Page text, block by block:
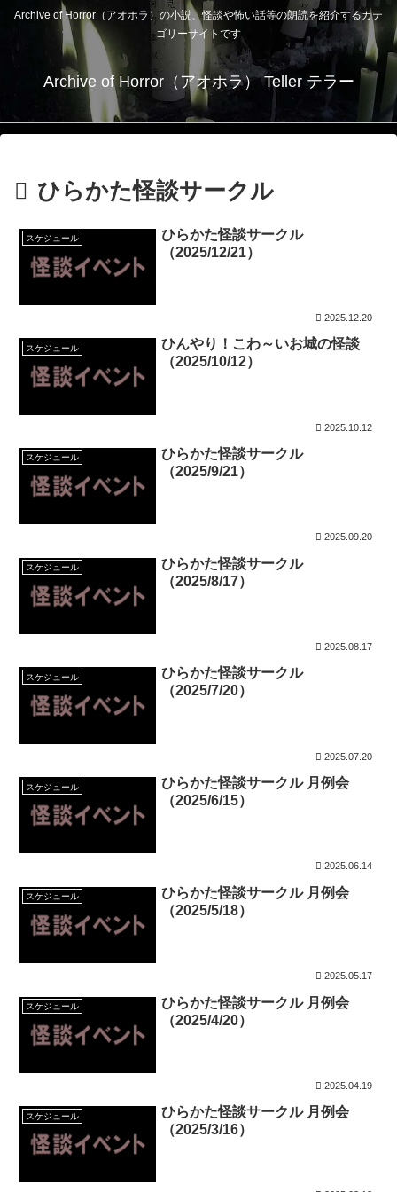
Archive of Horror（アオホラ）の小説、怪談や怖い話等の朗読を紹介するカテ
ゴリーサイトです
Archive of Horror（アオホラ） Teller テラー
ひらかた怪談サークル
スケジュール
ひらかた怪談サークル
（2025/12/21）
2025.12.20
スケジュール
ひんやり！こわ～いお城の怪談
（2025/10/12）
2025.10.12
スケジュール
ひらかた怪談サークル
（2025/9/21）
2025.09.20
スケジュール
ひらかた怪談サークル
（2025/8/17）
2025.08.17
スケジュール
ひらかた怪談サークル
（2025/7/20）
2025.07.20
スケジュール
ひらかた怪談サークル 月例会
（2025/6/15）
2025.06.14
スケジュール
ひらかた怪談サークル 月例会
（2025/5/18）
2025.05.17
スケジュール
ひらかた怪談サークル 月例会
（2025/4/20）
2025.04.19
スケジュール
ひらかた怪談サークル 月例会
（2025/3/16）